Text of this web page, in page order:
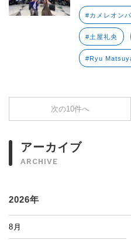
#カメレオン
#土屋礼央
#Ryu
次の10件へ
アーカイブ
ARCHIVE
2026年
8月